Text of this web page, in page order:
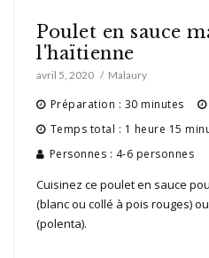
Poulet en sauce
l'haïtienne
avril 5, 2020 Malaury
Préparation : 30 minutes
Temps total : 1 heure 15
Personnes : 4-6 personnes
Cuisinez ce poulet en sauce
(blanc ou collé à pois rouges)
(polenta).